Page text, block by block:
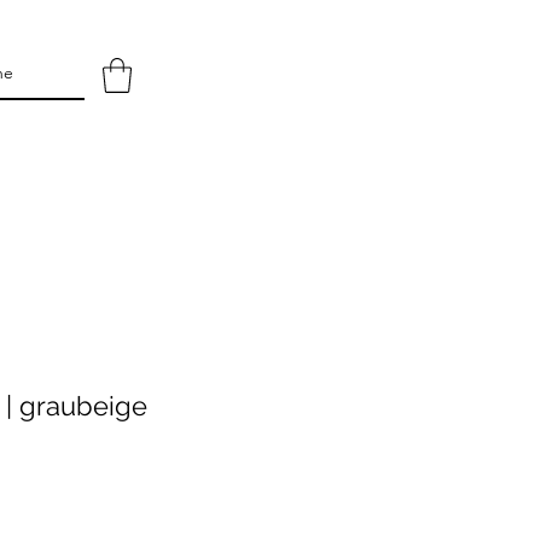
| graubeige